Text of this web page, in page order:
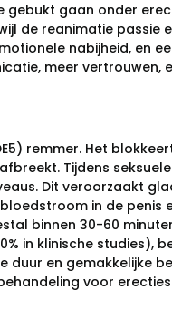
gebukt gaan onder
de reanimatie passie
nabijheid, en
meer vertrouwen,
remmer. Het
Tijdens
Dit veroorzaakt
in de penis
binnen 30-60
in klinische studies),
en gemakkelijke
voor